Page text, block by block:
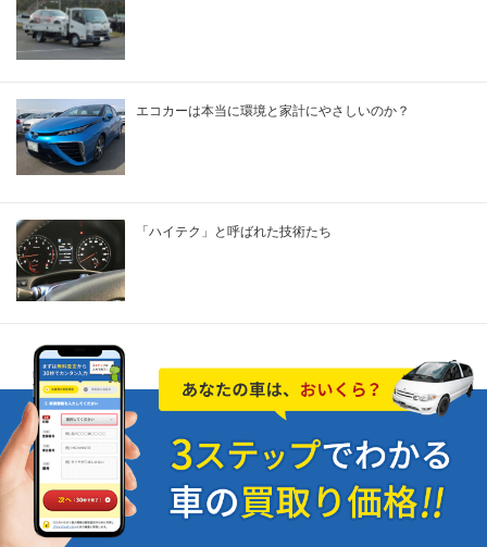
エコカーは本当に環境と家計にやさしいのか？
「ハイテク」と呼ばれた技術たち